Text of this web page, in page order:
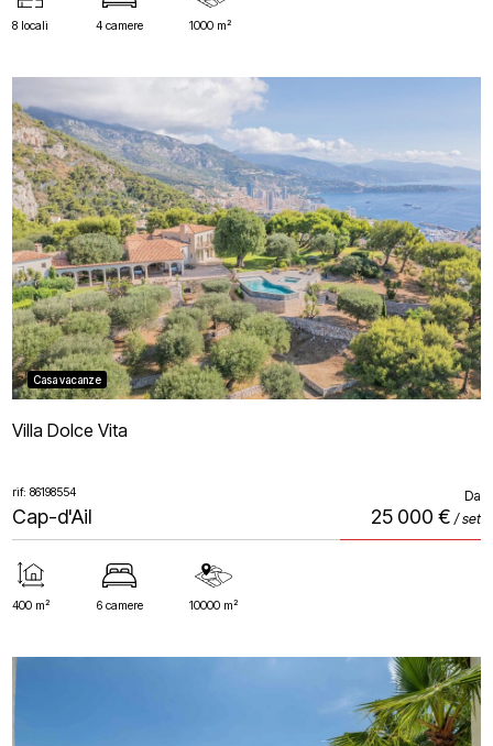
8 locali 4 camere 1000 m²
Casa vacanze
Villa Dolce Vita
rif: 86198554 Da
25 000 €/ set
Cap-d'Ail
400 m² 6 camere 10000 m²